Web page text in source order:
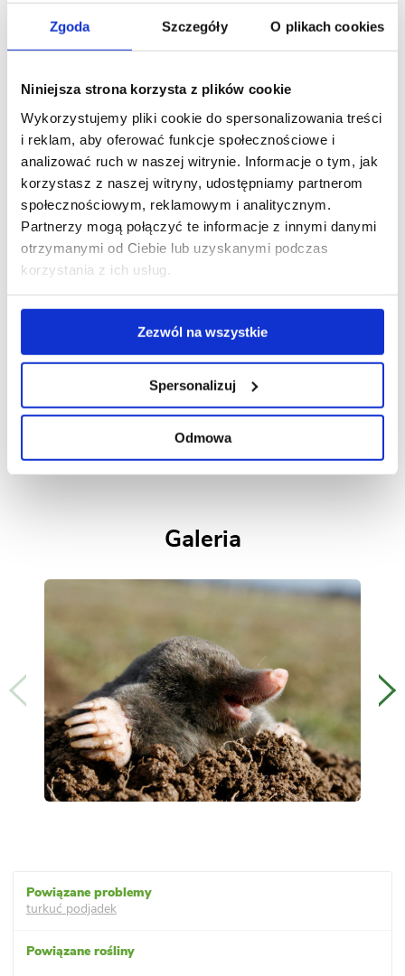
Zgoda Szczegóły O plikach cookies
Niniejsza strona korzysta z plików cookie
Wykorzystujemy pliki cookie do spersonalizowania treści
i reklam, aby oferować funkcje społecznościowe i
analizować ruch w naszej witrynie. Informacje o tym, jak
korzystasz z naszej witryny, udostępniamy partnerom
społecznościowym, reklamowym i analitycznym.
Partnerzy mogą połączyć te informacje z innymi danymi
otrzymanymi od Ciebie lub uzyskanymi podczas
korzystania z ich usług.
Zezwól na wszystkie
Spersonalizuj
Odmowa
umieszczone na paliku wbitym w ziemię, które
podczas podmuchów wiatru wydają nieznośny
dla kreta hałas. Inną często stosowaną metodą są
Podczas wiatru będą gwizdały co z pewnością
zaniepokoi kreta. Kreta można także odstraszyć
poprzez częste używanie kosiarki w ogrodzie.
Jeżeli chcemy rozprawić się z kretem
w humanitarny i bezpieczny sposób to warto
sięgnąć po odpowiednią pułapkę, którą można
przygotować samemu bądź zakupić w sklepie
ogrodniczym. Do schwytania zwierzęcia
wykorzystuje się pułapki w kształcie rurek
do wewnątrz. Umieszcza się je w ziemi w taki
sposób, aby końce pułapki były połączone
z korytarzem. Z uwagi na niezwykłą wrażliwość
kretów pułapkę warto instalować w rękawicach
ochronnych, aby nie zniechęcić zwierzęcia.
Nie można zapomnieć o regularnym sprawdzaniu
pułapki, a w przypadku złapania intruza
przenosimy go z dala od naszego ogrodu.
Galeria
turkuć podjadek